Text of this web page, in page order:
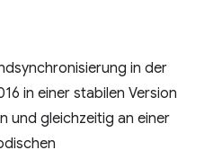
in der
in einer stabilen Version
und gleichzeitig an einer